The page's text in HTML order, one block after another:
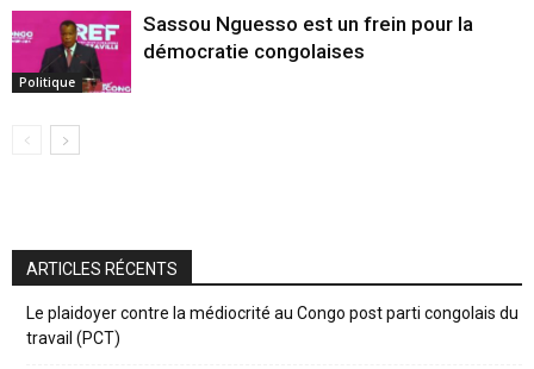
Politique
Sassou Nguesso est un frein pour la
démocratie congolaises
ARTICLES RÉCENTS
Le plaidoyer contre la médiocrité au Congo post parti congolais du
travail (PCT)